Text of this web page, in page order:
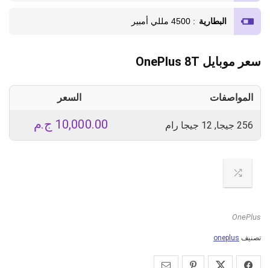
البطارية : 4500 مللي أمبير
سعر موبايل OnePlus 8T
المواصفات السعر
256 جيجا, 12 جيجا رام ج.م 10,000.00
OnePlus
تصنيف oneplus